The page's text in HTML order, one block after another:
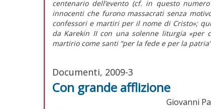
centenario dell’evento (cf. in questo
innocenti che furono massacrati senza
confessori e martiri per il nome di Cristo»;
da Karekin II con una solenne liturgia «per
martirio come santi “per la fede e per la
Documenti, 2009-3
Con grande afflizione
Giovanni